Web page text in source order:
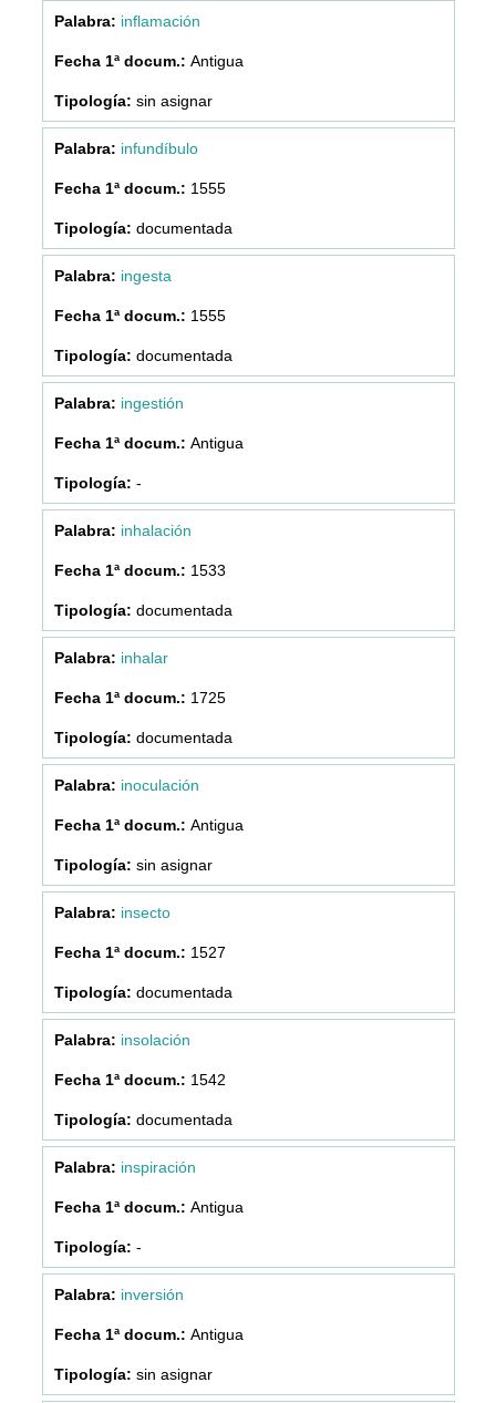
inflamación
Antigua
sin asignar
infundíbulo
1555
documentada
ingesta
1555
documentada
ingestión
Antigua
-
inhalación
1533
documentada
inhalar
1725
documentada
inoculación
Antigua
sin asignar
insecto
1527
documentada
insolación
1542
documentada
inspiración
Antigua
-
inversión
Antigua
sin asignar